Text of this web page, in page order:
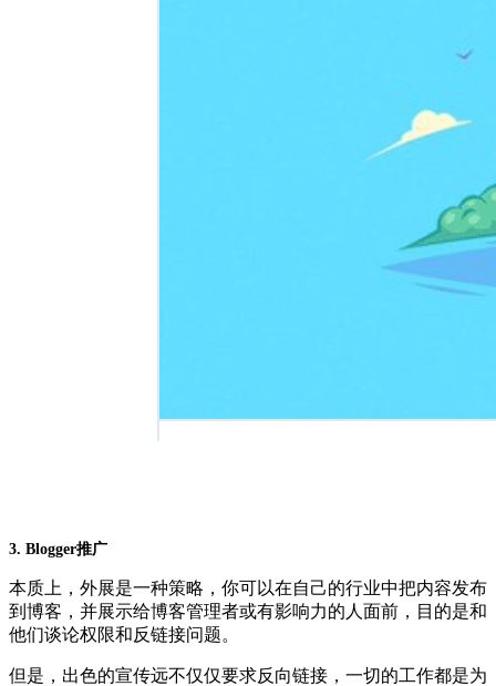
3. Blogger推广
本质上，外展是一种策略，你可以在自己的行业中把内容发布
到博客，并展示给博客管理者或有影响力的人面前，目的是和
他们谈论权限和反链接问题。
但是，出色的宣传远不仅仅要求反向链接，一切的工作都是为